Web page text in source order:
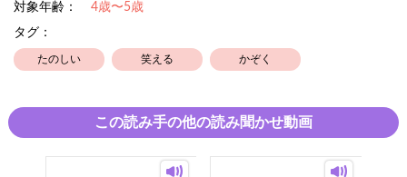
対象年齢：
4歳〜5歳
タグ：
たのしい 笑える かぞく
この読み手の他の読み聞かせ動画